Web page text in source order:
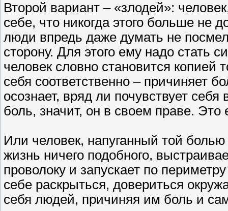
Второй вариант – «злодей»:
себе, что никогда этого больше не
люди впредь даже думать не
сторону. Для этого ему надо
человек словно становится копией
себя соответственно – причиняет
осознает, вряд ли почувствует
боль, значит, он в своем праве. Это
Или человек, напуганный той
жизнь ничего подобного,
проволоку и запускает по
себе раскрыться, довериться
себя людей, причиняя им боль и